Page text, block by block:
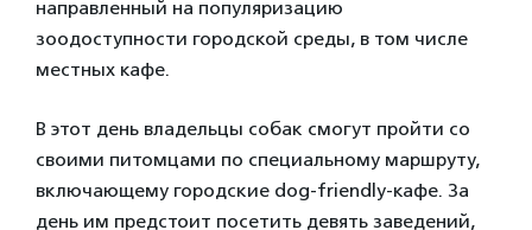
направленный на популяризацию
зоодоступности городской среды, в том числе
местных кафе.
В этот день владельцы собак смогут пройти со
своими питомцами по специальному маршруту,
включающему городские dog-friendly-кафе. За
день им предстоит посетить девять заведений,